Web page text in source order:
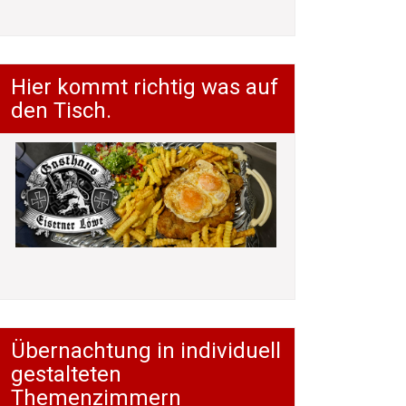
Hier kommt richtig was auf
den Tisch.
Übernachtung in individuell
gestalteten
Themenzimmern